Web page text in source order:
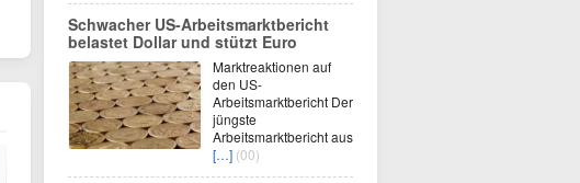
Schwacher US-Arbeitsmarktbericht
belastet Dollar und stützt Euro
Marktreaktionen auf
den US-
Arbeitsmarktbericht Der
jüngste
Arbeitsmarktbericht aus
[…] (00)